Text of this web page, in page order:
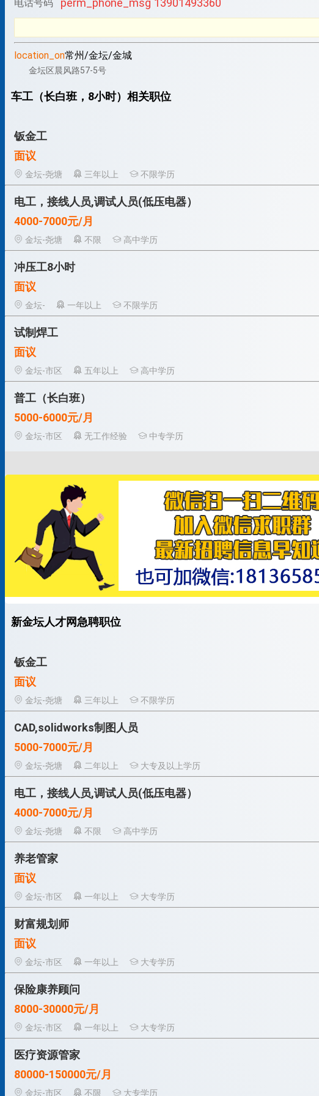
电话号码 perm_phone_msg 13901493360
location_on常州/金坛/金城
金坛区晨风路57-5号
车工（长白班，8小时）相关职位
钣金工
面议
金坛-尧塘
三年以上 不限学历
电工，接线人员,调试人员(低压电器）
4000-7000元/月
金坛-尧塘
不限 高中学历
冲压工8小时
面议
金坛-
一年以上 不限学历
试制焊工
面议
金坛-市区
五年以上 高中学历
普工（长白班）
5000-6000元/月
金坛-市区
无工作经验 中专学历
新金坛人才网急聘职位
钣金工
面议
金坛-尧塘
三年以上 不限学历
CAD,solidworks制图人员
5000-7000元/月
金坛-尧塘
二年以上 大专及以上学历
电工，接线人员,调试人员(低压电器）
4000-7000元/月
金坛-尧塘
不限 高中学历
养老管家
面议
金坛-市区
一年以上 大专学历
财富规划师
面议
金坛-市区
一年以上 大专学历
保险康养顾问
8000-30000元/月
金坛-市区
一年以上 大专学历
医疗资源管家
80000-150000元/月
金坛-市区
不限 大专学历